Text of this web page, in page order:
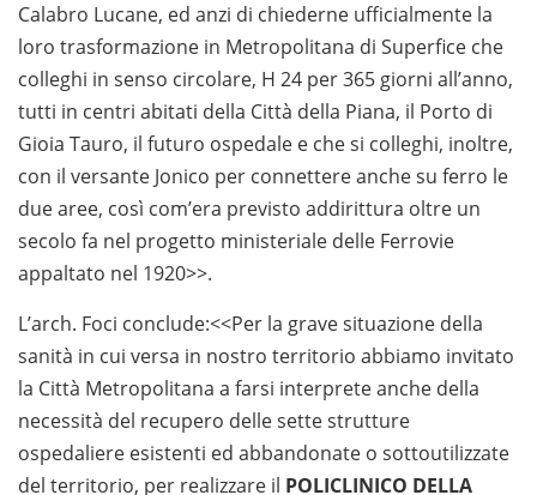
Calabro Lucane, ed anzi di chiederne ufficialmente la
loro trasformazione in Metropolitana di Superfice che
colleghi in senso circolare, H 24 per 365 giorni all’anno,
tutti in centri abitati della Città della Piana, il Porto di
Gioia Tauro, il futuro ospedale e che si colleghi, inoltre,
con il versante Jonico per connettere anche su ferro le
due aree, così com’era previsto addirittura oltre un
secolo fa nel progetto ministeriale delle Ferrovie
appaltato nel 1920>>.
L’arch. Foci conclude:<<Per la grave situazione della
sanità in cui versa in nostro territorio abbiamo invitato
la Città Metropolitana a farsi interprete anche della
necessità del recupero delle sette strutture
ospedaliere esistenti ed abbandonate o sottoutilizzate
del territorio, per realizzare il POLICLINICO DELLA